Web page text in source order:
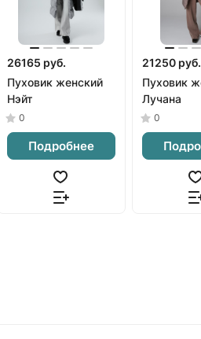
26165 руб.
Пуховик женский
Нэйт
0
Подробнее
21250 руб.
Пуховик
Лучана
0